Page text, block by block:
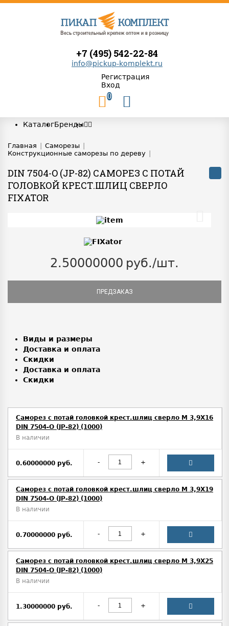
+7 (495) 542-22-84
info@pickup-komplekt.ru
Регистрация
Вход
0
КаталогБренды
Главная Саморезы
Конструкционные саморезы по дереву
DIN 7504-O (JP-82) САМОРЕЗ С ПОТАЙ
ГОЛОВКОЙ КРЕСТ.ШЛИЦ СВЕРЛО
FIXATOR
2.50000000 руб./шт.
ПРЕДЗАКАЗ
Виды и размеры
Доставка и оплата
Скидки
Доставка и оплата
Скидки
Саморез с потай головкой крест.шлиц сверло М 3,9Х16
DIN 7504-O (JP-82) (1000)
В наличии
0.60000000 руб. - +
Саморез с потай головкой крест.шлиц сверло М 3,9Х19
DIN 7504-O (JP-82) (1000)
В наличии
0.70000000 руб. - +
Саморез с потай головкой крест.шлиц сверло М 3,9Х25
DIN 7504-O (JP-82) (1000)
В наличии
1.30000000 руб. - +